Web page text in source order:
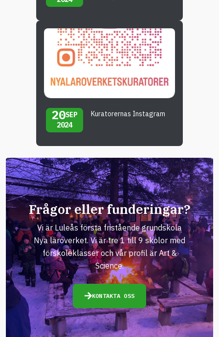
20SEP
2024
Kuratorernas Instagram
Frågor eller funderingar?
Vi är Luleås första fristående grundskola
Nya läroverket. Vi är tre 1 till 9 skolor med
förskoleklasser och vår profil är Art &
Science.
KONTAKTA OSS